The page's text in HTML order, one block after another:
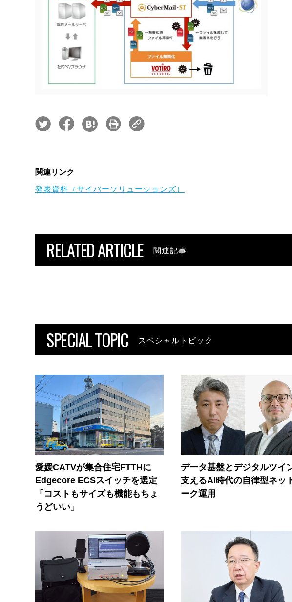
関連リンク
発表資料（サイバーソリューションズ）
RELATED ARTICLE 関連記事
SPECIAL TOPIC スペシャルトピック
愛媛CATVが集合住宅FTTHに
Edgecore ECSスイッチを選定
「コストもサイズも機能もちょ
うどいい」
データ基盤とデジタルツイ
支えるAI時代の自律型ネッ
ーク運用